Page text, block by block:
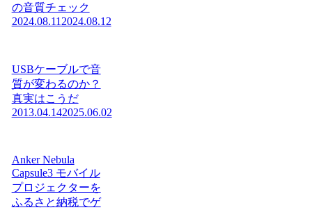
の音質チェック
2024.08.112024.08.12
USBケーブルで音
質が変わるのか？
真実はこうだ
2013.04.142025.06.02
Anker Nebula
Capsule3 モバイル
プロジェクターを
ふるさと納税でゲ